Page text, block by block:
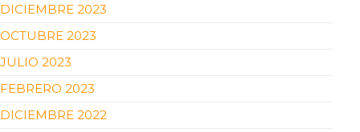
DICIEMBRE 2023
OCTUBRE 2023
JULIO 2023
FEBRERO 2023
DICIEMBRE 2022